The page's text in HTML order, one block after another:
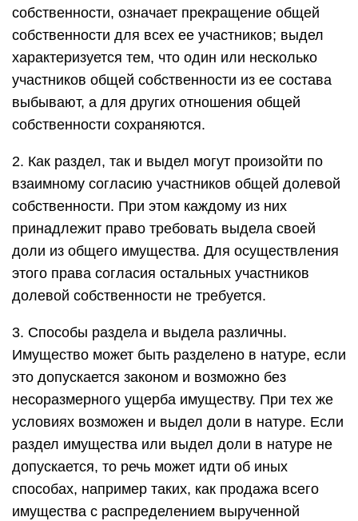
собственности, означает прекращение общей
собственности для всех ее участников; выдел
характеризуется тем, что один или несколько
участников общей собственности из ее состава
выбывают, а для других отношения общей
собственности сохраняются.
2. Как раздел, так и выдел могут произойти по
взаимному согласию участников общей долевой
собственности. При этом каждому из них
принадлежит право требовать выдела своей
доли из общего имущества. Для осуществления
этого права согласия остальных участников
долевой собственности не требуется.
3. Способы раздела и выдела различны.
Имущество может быть разделено в натуре, если
это допускается законом и возможно без
несоразмерного ущерба имуществу. При тех же
условиях возможен и выдел доли в натуре. Если
раздел имущества или выдел доли в натуре не
допускается, то речь может идти об иных
способах, например таких, как продажа всего
имущества с распределением вырученной